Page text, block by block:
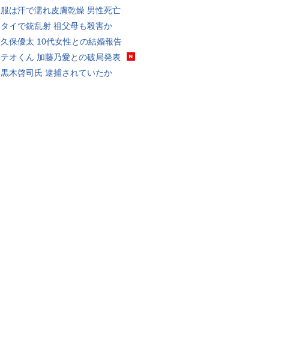
服は汗で濡れ皮膚乾燥 男性死亡
タイで銃乱射 祖父母も殺害か
久保優太 10代女性との結婚報告
テオくん 加藤乃愛との破局発表
黒木啓司氏 逮捕されていたか